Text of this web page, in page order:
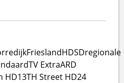
FrieslandHDSDregionale
TV ExtraARD
HD13TH Street HD24